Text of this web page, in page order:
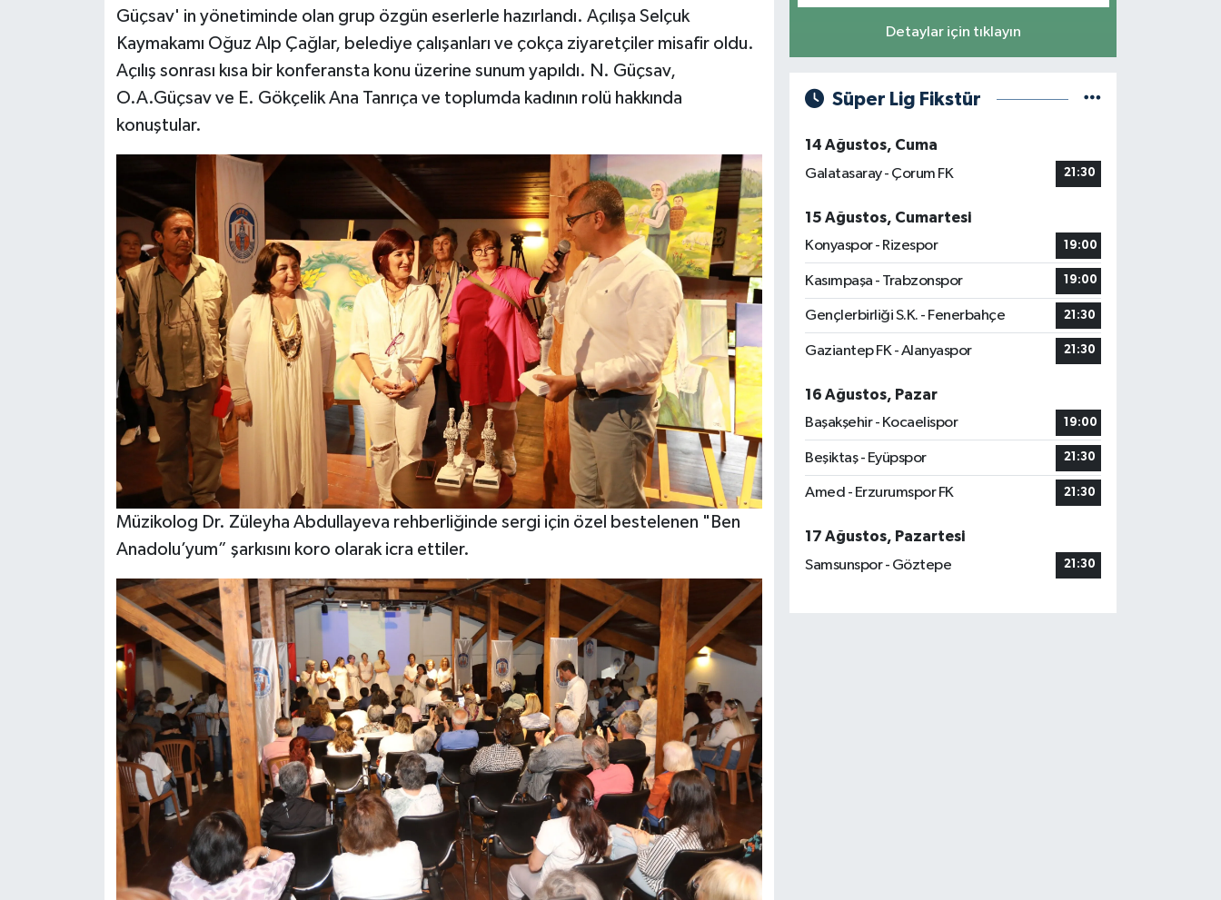
Güçsav' in yönetiminde olan grup özgün eserlerle hazırlandı. Açılışa Selçuk
Kaymakamı Oğuz Alp Çağlar, belediye çalışanları ve çokça ziyaretçiler misafir oldu.
Açılış sonrası kısa bir konferansta konu üzerine sunum yapıldı. N. Güçsav,
O.A.Güçsav ve E. Gökçelik Ana Tanrıça ve toplumda kadının rolü hakkında
konuştular.
Müzikolog Dr. Züleyha Abdullayeva rehberliğinde sergi için özel bestelenen "Ben
Anadolu’yum” şarkısını koro olarak icra ettiler.
Detaylar için tıklayın
Süper Lig Fikstür
14 Ağustos, Cuma
Galatasaray - Çorum FK
21:30
15 Ağustos, Cumartesi
Konyaspor - Rizespor
19:00
Kasımpaşa - Trabzonspor 19:00
Gençlerbirliği S.K. - Fenerbahçe 21:30
Gaziantep FK - Alanyaspor 21:30
16 Ağustos, Pazar
Başakşehir - Kocaelispor
19:00
Beşiktaş - Eyüpspor 21:30
Amed - Erzurumspor FK 21:30
17 Ağustos, Pazartesi
Samsunspor - Göztepe
21:30